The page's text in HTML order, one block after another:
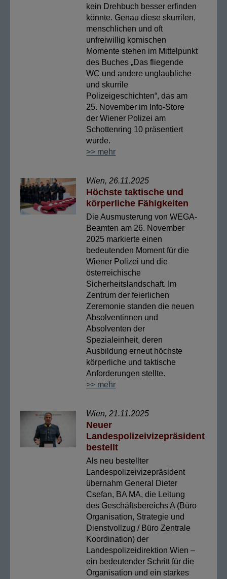
kein Drehbuch besser erfinden
könnte. Genau diese skurrilen,
menschlichen und oft
unfreiwillig komischen
Momente stehen im Mittelpunkt
des Buches „Das fliegende
WC und andere unglaubliche
und skurrile
Polizeigeschichten“, das am
25. November im Info-Store
der Wiener Polizei am
Schottenring 10 präsentiert
wurde.
>> mehr
Wien, 26.11.2025
Höchste taktische und
körperliche Fähigkeiten
Die Ausmusterung von WEGA-
Beamten am 26. November
2025 markierte einen
bedeutenden Moment für die
Wiener Polizei und die
österreichische
Sicherheitslandschaft. Im
Zentrum der feierlichen
Zeremonie standen die neuen
Absolventinnen und
Absolventen der
Spezialeinheit, deren
Ausbildung erneut höchste
körperliche und taktische
Anforderungen stellte.
>> mehr
Wien, 21.11.2025
Neuer
Landespolizeivizepräsident
bestellt
Als neu bestellter
Landespolizeivizepräsident
übernahm General Dieter
Csefan, BA MA, die Leitung
des Geschäftsbereichs A (Büro
Organisation, Strategie und
Dienstvollzug / Büro Zentrale
Koordination) der
Landespolizeidirektion Wien –
ein bedeutender Schritt für die
Organisation und ein starkes